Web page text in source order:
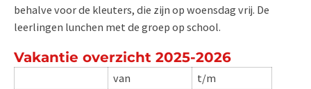
behalve voor de kleuters, die zijn op woensdag vrij. De
leerlingen lunchen met de groep op school.
Vakantie overzicht 2025-2026
van
t/m